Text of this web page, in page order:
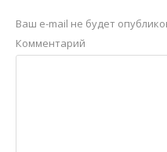
Ваш e-mail не будет
Комментарий